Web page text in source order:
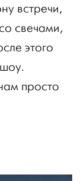
встречи,
свечами,
этого
просто